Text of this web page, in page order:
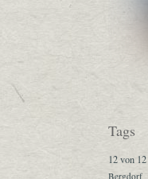
Tags
12 von 12
Bergdorf